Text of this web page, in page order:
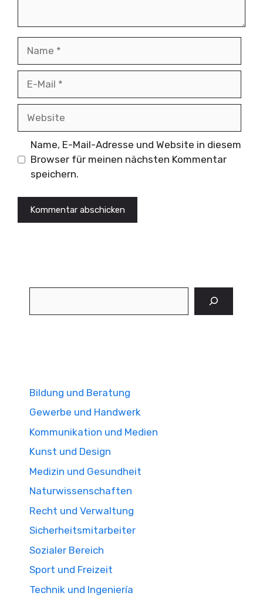
Name, E-Mail-Adresse und Website in diesem
Browser für meinen nächsten Kommentar
speichern.
Bildung und Beratung
Gewerbe und Handwerk
Kommunikation und Medien
Kunst und Design
Medizin und Gesundheit
Naturwissenschaften
Recht und Verwaltung
Sicherheitsmitarbeiter
Sozialer Bereich
Sport und Freizeit
Technik und Ingeniería